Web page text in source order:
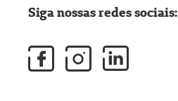
Siga nossas redes sociais: